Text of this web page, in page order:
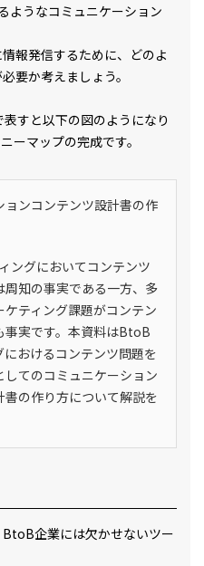
ようなコミュニケーション
報発信するために、どのよ
要か考えましょう。
すと以下の図のようになり
ーマップの完成です。
ョンコンテンツ設計書の作
ングにおいてコンテンツ
周知の事実である一方、多
ケティング課題がコンテン
事実です。本資料はBtoB
におけるコンテンツ問題を
してのコミュニケーション
書の作り方について解説を
企業には欠かせないツー